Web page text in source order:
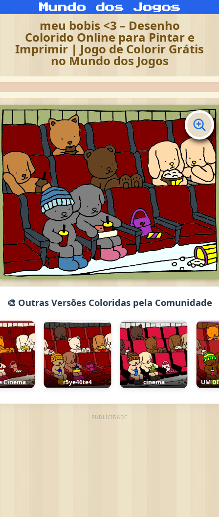
meu bobis <3 – Desenho
Colorido Online para Pintar e
Imprimir | Jogo de Colorir Grátis
no Mundo dos Jogos
🎨 Outras Versões Coloridas pela Comunidade
r5ye46te4 cinema UM
PUBLICIDADE